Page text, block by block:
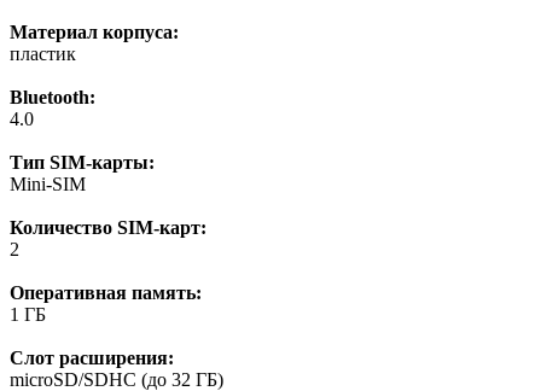
Материал корпуса:
пластик
Bluetooth:
4.0
Тип SIM-карты:
Mini-SIM
Количество SIM-карт:
2
Оперативная память:
1 ГБ
Слот расширения:
microSD/SDHC (до 32 ГБ)